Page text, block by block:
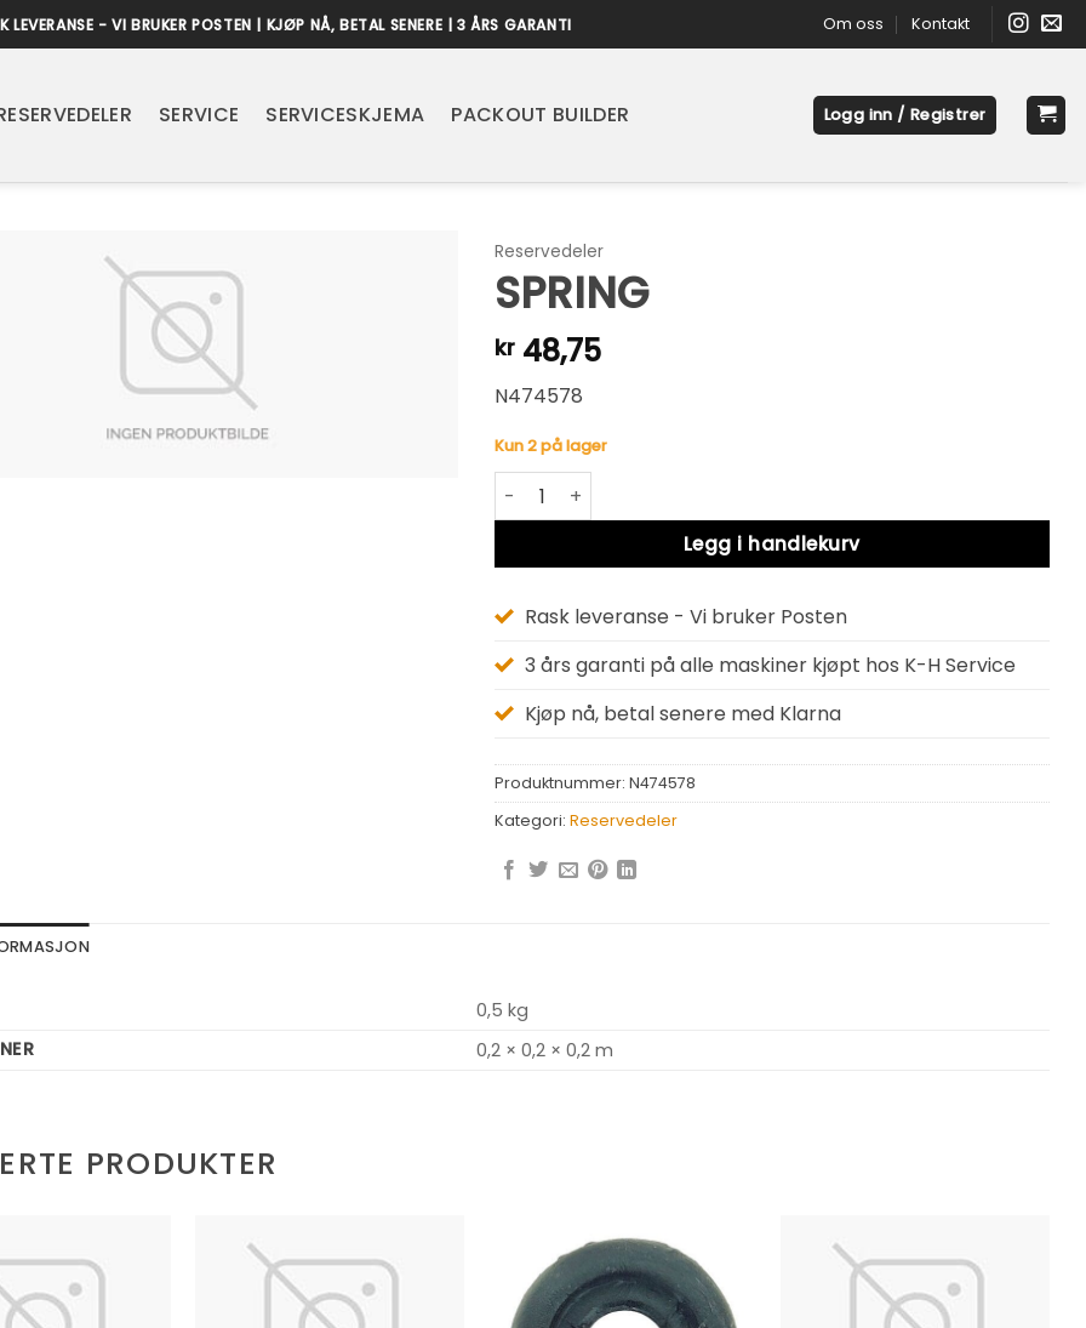
LEVERANSE - VI BRUKER POSTEN | KJØP NÅ, BETAL SENERE | 3 ÅRS GARANTI Om oss Kontakt
SERVICE SERVICESKJEMA PACKOUT BUILDER Logg inn / Registrer
Reservedeler
SPRING
kr48,75
N474578
Kun 2 på lager
SPRING antall
Legg i handlekurv
Alternative:
Rask leveranse - Vi bruker Posten
3 års garanti på alle maskiner kjøpt hos K-H Service
Kjøp nå, betal senere med Klarna
Produktnummer: N474578
Kategori: Reservedeler
0,5 kg
0,2 × 0,2 × 0,2 m
PRODUKTER